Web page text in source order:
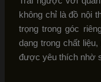
không chỉ là đồ nội
trọng trong góc
dạng trong chất
được yêu thích nhờ